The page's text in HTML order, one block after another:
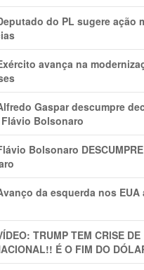
do PL sugere ação
avança na
Gaspar descumpre
Bolsonaro
Bolsonaro
da esquerda nos
TRUMP TEM CRlSE
É O FIM DO